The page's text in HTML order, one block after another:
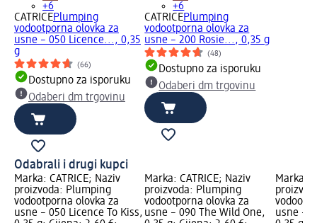
+6
CATRICEPlumping
vodootporna olovka za
usne – 050 Licence..., 0,35
g
(66)
Dostupno za isporuku
Odaberi dm trgovinu
+6
CATRICEPlumping
vodootporna olovka za
usne – 200 Rosie..., 0,35 g
(48)
Dostupno za isporuku
Odaberi dm trgovinu
Odabrali i drugi kupci
Marka: CATRICE; Naziv
proizvoda: Plumping
vodootporna olovka za
usne – 050 Licence To Kiss,
Marka: CATRICE; Naziv
proizvoda: Plumping
vodootporna olovka za
usne – 090 The Wild One,
Marka:
usne –